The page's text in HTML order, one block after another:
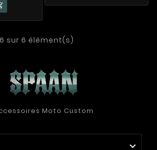
sur 6 élément(s)
Moto Custom
